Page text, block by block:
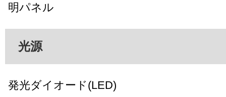
明パネル
光源
発光ダイオード(LED)